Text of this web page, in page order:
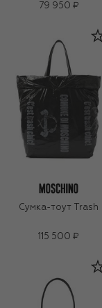
79 950 ₽
Сумка-тоут Trash
115 500 ₽